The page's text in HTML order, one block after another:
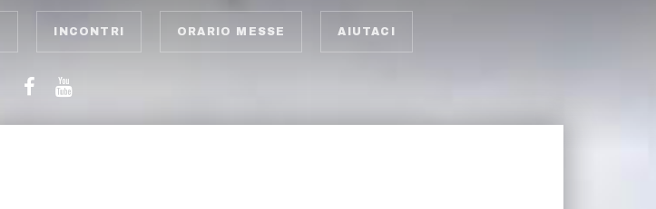
INCONTRI ORARIO MESSE AIUTACI